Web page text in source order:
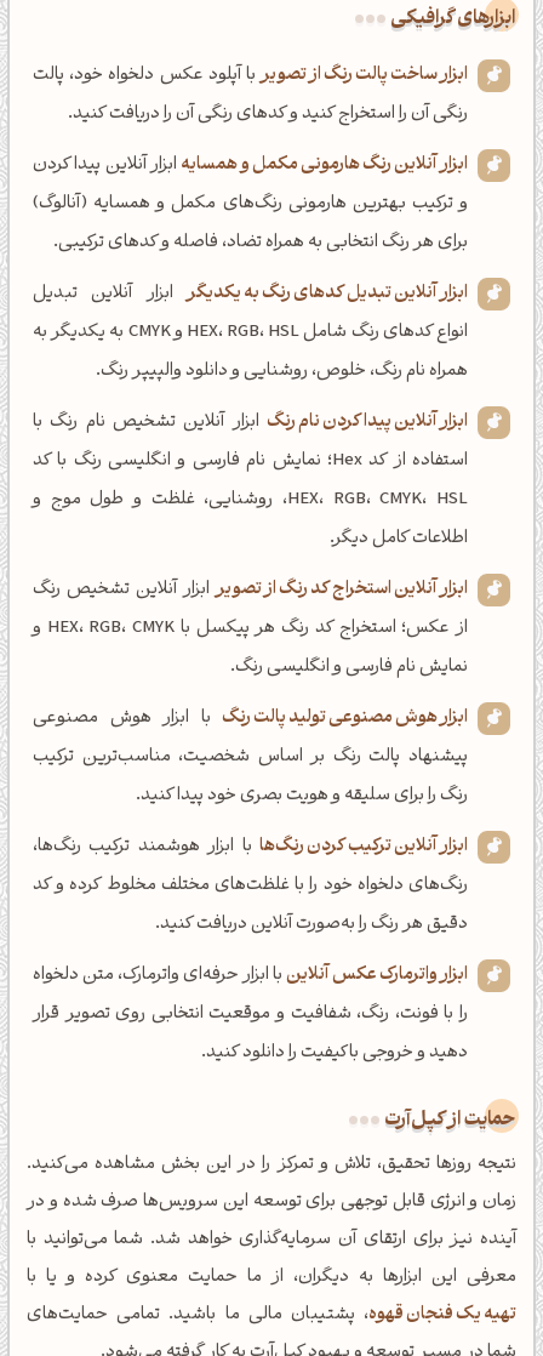
ابزارهای گرافیکی
ابزار ساخت پالت رنگ از تصویربا آپلود عکس دلخواه خود، پالت
رنگی آن را استخراج کنید و کدهای رنگی آن را دریافت کنید.
ابزار آنلاین رنگ هارمونی مکمل و همسایه ابزار آنلاین پیدا کردن
و ترکیب بهترین هارمونی رنگ‌های مکمل و همسایه (آنالوگ)
برای هر رنگ انتخابی به همراه تضاد، فاصله و کدهای ترکیبی.
ابزار آنلاین تبدیل کدهای رنگ به یکدیگرابزار آنلاین تبدیل
انواع کدهای رنگ شامل HEX، RGB، HSL و CMYK به یکدیگر به
همراه نام رنگ، خلوص، روشنایی و دانلود والپیپر رنگ.
ابزار آنلاین پیدا کردن نام رنگ ابزار آنلاین تشخیص نام رنگ با
استفاده از کد Hex؛ نمایش نام فارسی و انگلیسی رنگ با کد
HEX، RGB، CMYK، HSL، روشنایی، غلظت و طول موج و
اطلاعات کامل دیگر.
ابزار آنلاین استخراج کد رنگ از تصویرابزار آنلاین تشخیص رنگ
از عکس؛ استخراج کد رنگ هر پیکسل با HEX، RGB، CMYK و
نمایش نام فارسی و انگلیسی رنگ.
ابزار هوش مصنوعی تولید پالت رنگ با ابزار هوش مصنوعی
پیشنهاد پالت رنگ بر اساس شخصیت، مناسب‌ترین ترکیب
رنگ را برای سلیقه و هویت بصری خود پیدا کنید.
ابزار آنلاین ترکیب کردن رنگ‌ها با ابزار هوشمند ترکیب رنگ‌ها،
رنگ‌های دلخواه خود را با غلظت‌های مختلف مخلوط کرده و کد
دقیق هر رنگ را به‌صورت آنلاین دریافت کنید.
ابزار واترمارک عکس آنلاینبا ابزار حرفه‌ای واترمارک، متن دلخواه
را با فونت، رنگ، شفافیت و موقعیت انتخابی روی تصویر قرار
دهید و خروجی باکیفیت را دانلود کنید.
حمایت از کپل‌آرت
نتیجه روزها تحقیق، تلاش و تمرکز را در این بخش مشاهده می‌کنید.
زمان و انرژی قابل توجهی برای توسعه این سرویس‌ها صرف شده و در
آینده نیز برای ارتقای آن سرمایه‌گذاری خواهد شد. شما می‌توانید با
معرفی این ابزارها به دیگران، از ما حمایت معنوی کرده و یا با
تهیه یک فنجان قهوه، پشتیبان مالی ما باشید. تمامی حمایت‌های